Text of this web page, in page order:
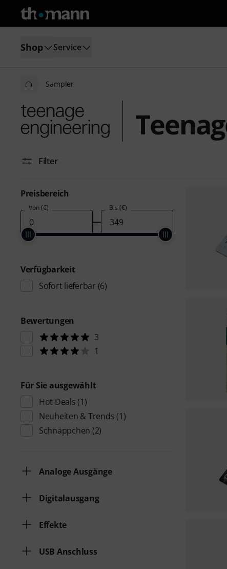
Shop Service
Sampler
Filter
Preisbereich
Von (€) Bis (€)
Verfügbarkeit
Sofort lieferbar (6)
Bewertungen
3
1
Für Sie ausgewählt
Hot Deals (1)
Neuheiten & Trends (1)
Schnäppchen (2)
Analoge Ausgänge
Digitalausgang
Effekte
USB Anschluss